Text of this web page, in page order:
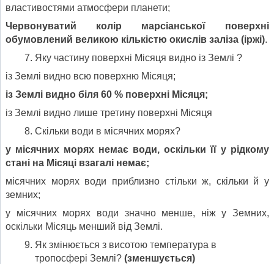
властивостями атмосфери планети;
Червонуватий колір марсіанської поверхні
обумовлений великою кількістю окислів заліза (іржі).
Яку частину поверхні Місяця видно із Землі ?
із Землі видно всю поверхню Місяця;
із Землі видно біля 60 % поверхні Місяця;
із Землі видно лише третину поверхні Місяця
Скільки води в місячних морях?
у місячних морях немає води, оскільки її у рідкому
стані на Місяці взагалі немає;
місячних морях води приблизно стільки ж, скільки й у
земних;
у місячних морях води значно менше, ніж у Земних,
оскільки Місяць менший від Землі.
Як змінюється з висотою температура в
тропосфері Землі? (зменшується)